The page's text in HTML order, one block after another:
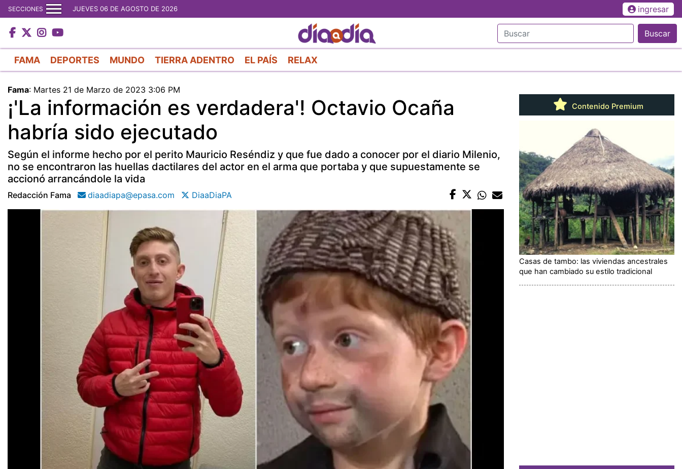
al
contenido
principal
SECCIONES JUEVES 06 DE AGOSTO DE 2026 ingresar
Buscar
FAMA DEPORTES MUNDO TIERRA ADENTRO EL PAÍS RELAX
Fama: Martes 21 de Marzo de 2023 3:06 PM
¡'La información es verdadera'! Octavio Ocaña
habría sido ejecutado
Según el informe hecho por el perito Mauricio Reséndiz y que fue dado a conocer por el diario Milenio,
no se encontraron las huellas dactilares del actor en el arma que portaba y que supuestamente se
accionó arrancándole la vida
Redacción Fama diaadiapa@epasa.com DiaaDiaPA
Contenido Premium
Casas de tambo: las viviendas ancestrales
que han cambiado su estilo tradicional